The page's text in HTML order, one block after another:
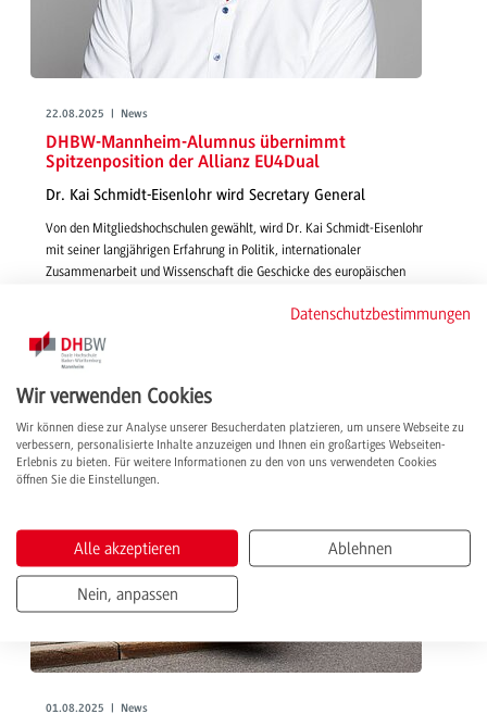
22.08.2025 | News
DHBW-Mannheim-Alumnus übernimmt
Spitzenposition der Allianz EU4Dual
Dr. Kai Schmidt-Eisenlohr wird Secretary General
Von den Mitgliedshochschulen gewählt, wird Dr. Kai Schmidt-Eisenlohr
mit seiner langjährigen Erfahrung in Politik, internationaler
Zusammenarbeit und Wissenschaft die Geschicke des europäischen
weiterlesen
01.08.2025 | News
Datenschutzbestimmungen
Wir verwenden Cookies
Wir können diese zur Analyse unserer Besucherdaten platzieren, um unsere Webseite zu
verbessern, personalisierte Inhalte anzuzeigen und Ihnen ein großartiges Webseiten-
Erlebnis zu bieten. Für weitere Informationen zu den von uns verwendeten Cookies
öffnen Sie die Einstellungen.
Alle akzeptieren Ablehnen
Nein, anpassen